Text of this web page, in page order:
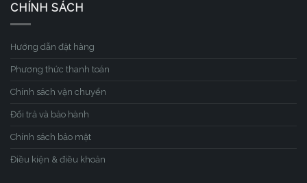
CHÍNH SÁCH
Hướng dẫn đặt hàng
Phương thức thanh toán
Chính sách vận chuyển
Đổi trả và bảo hành
Chính sách bảo mật
Điều kiện & điều khoản